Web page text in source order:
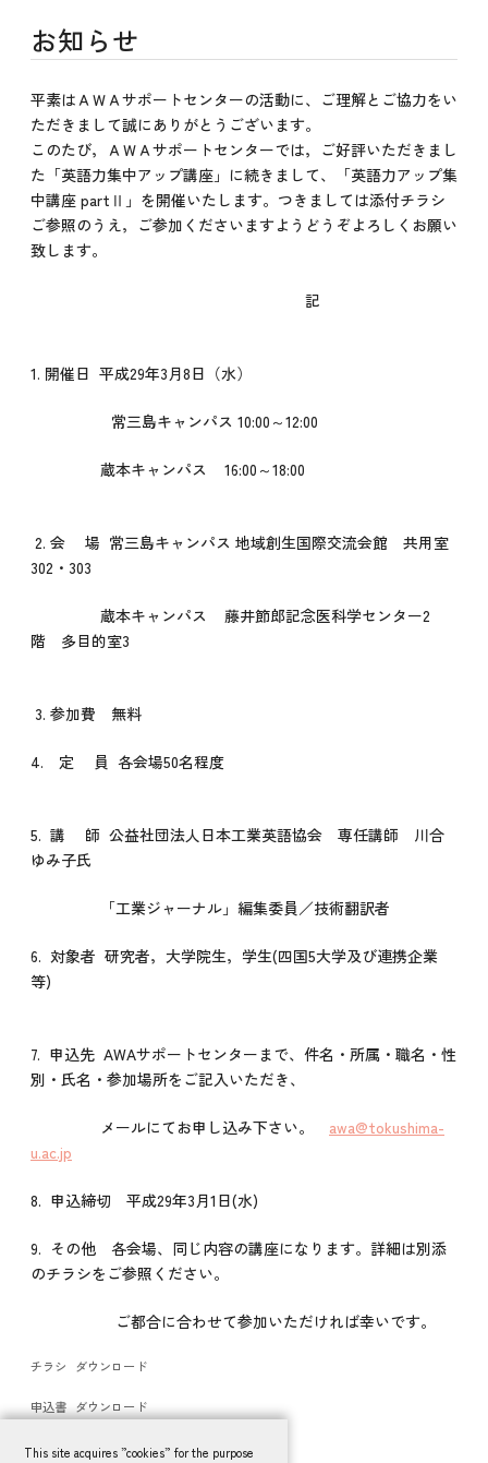
お知らせ
平素はＡＷＡサポートセンターの活動に、ご理解とご協力をい
ただきまして誠にありがとうございます。
このたび，ＡＷＡサポートセンターでは，ご好評いただきまし
た「英語力集中アップ講座」に続きまして、「英語力アップ集
中講座 partⅡ」を開催いたします。つきましては添付チラシ
ご参照のうえ，ご参加くださいますようどうぞよろしくお願い
致します。
記
1. 開催日 平成29年3月8日（水）
常三島キャンパス 10:00～12:00
蔵本キャンパス 16:00～18:00
2. 会 場 常三島キャンパス 地域創生国際交流会館 共用室
302・303
蔵本キャンパス 藤井節郎記念医科学センター2
階 多目的室3
3. 参加費 無料
4. 定 員 各会場50名程度
5. 講 師 公益社団法人日本工業英語協会 専任講師 川合
ゆみ子氏
「工業ジャーナル」編集委員／技術翻訳者
6. 対象者 研究者，大学院生，学生(四国5大学及び連携企業
等)
7. 申込先 AWAサポートセンターまで、件名・所属・職名・性
別・氏名・参加場所をご記入いただき、
メールにてお申し込み下さい。 awa@tokushima-
u.ac.jp
8. 申込締切 平成29年3月1日(水)
9. その他 各会場、同じ内容の講座になります。詳細は別添
のチラシをご参照ください。
ご都合に合わせて参加いただければ幸いです。
チラシ ダウンロード
申込書 ダウンロード
This site acquires ”cookies” for the purpose